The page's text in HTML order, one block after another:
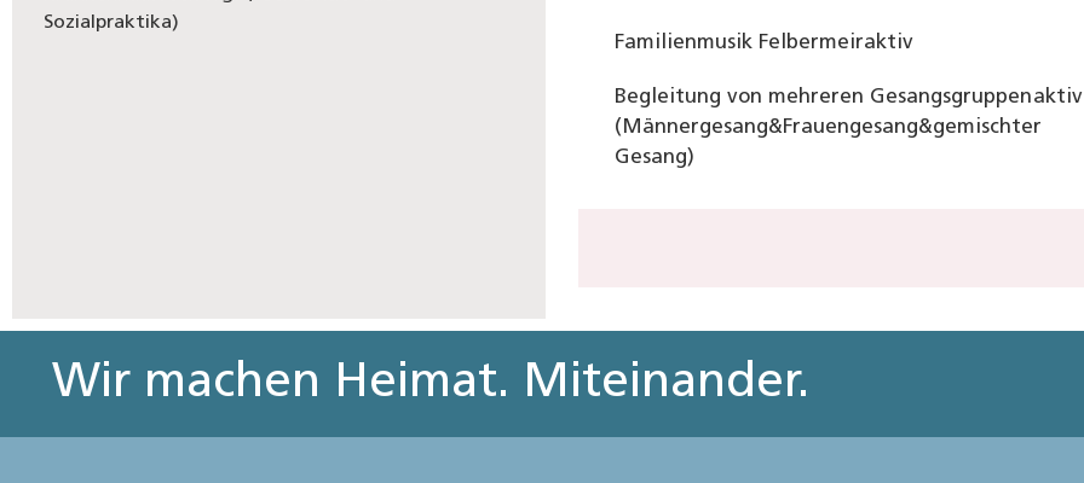
Sozialpraktika)
Familienmusik Felbermeiraktiv
Begleitung von mehreren Gesangsgruppen
(Männergesang&Frauengesang&gemischter
Gesang)
aktiv
Wir machen Heimat. Miteinander.